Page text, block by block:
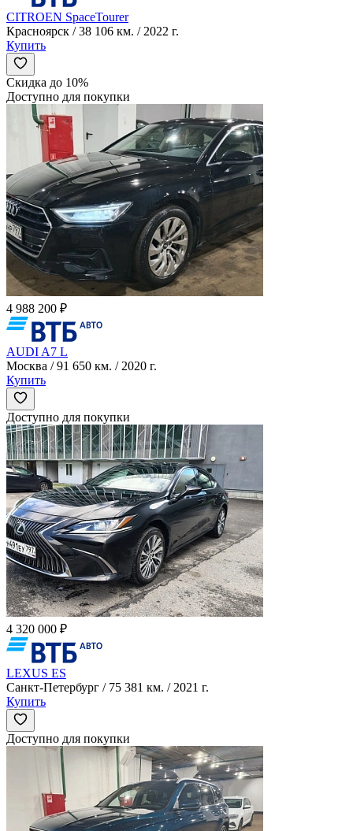
CITROEN SpaceTourer
Красноярск / 38 106 км. / 2022 г.
Купить
Скидка до 10%
Доступно для покупки
4 988 200 ₽
AUDI A7 L
Москва / 91 650 км. / 2020 г.
Купить
Доступно для покупки
4 320 000 ₽
LEXUS ES
Санкт-Петербург / 75 381 км. / 2021 г.
Купить
Доступно для покупки